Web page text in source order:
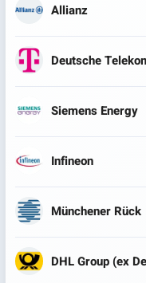
Allianz
Deutsche
Siemens Energy
Infineon
Münchener Rück
DHL Group (ex